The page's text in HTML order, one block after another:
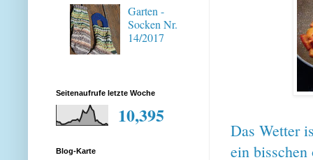
Das Wetter
ein bisschen
Garten -
Socken Nr.
14/2017
Seitenaufrufe letzte Woche
10,395
Blog-Karte